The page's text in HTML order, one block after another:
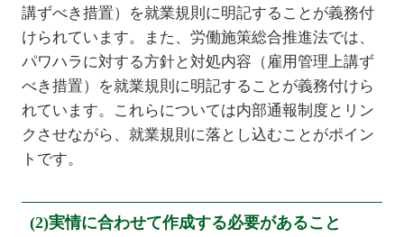
講ずべき措置）を就業規則に明記することが義務付
けられています。また、労働施策総合推進法では、
パワハラに対する方針と対処内容（雇用管理上講ず
べき措置）を就業規則に明記することが義務付けら
れています。これらについては内部通報制度とリン
クさせながら、就業規則に落とし込むことがポイン
トです。
(2)実情に合わせて作成する必要があること